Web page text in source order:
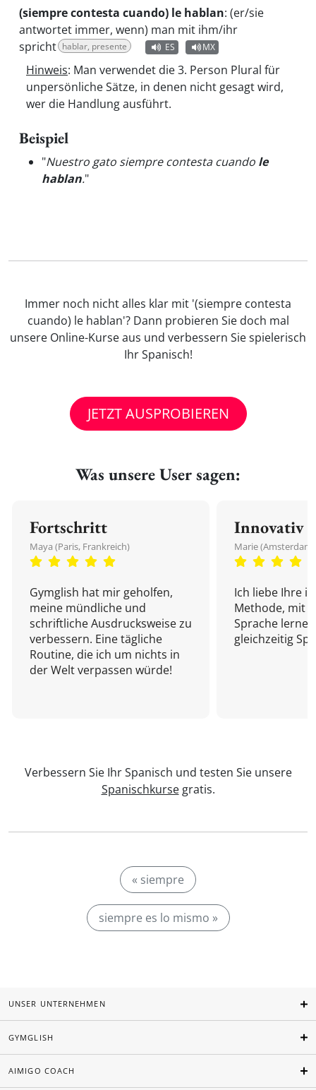
(siempre contesta cuando) le hablan: (er/sie
antwortet immer, wenn) man mit ihm/ihr
spricht hablar, presente ES MX
Hinweis: Man verwendet die 3. Person Plural für
unpersönliche Sätze, in denen nicht gesagt wird,
wer die Handlung ausführt.
Beispiel
"Nuestro gato siempre contesta cuando le
hablan."
Immer noch nicht alles klar mit '(siempre contesta
cuando) le hablan'? Dann probieren Sie doch mal
unsere Online-Kurse aus und verbessern Sie spielerisch
Ihr Spanisch!
JETZT AUSPROBIEREN
Was unsere User sagen:
Fortschritt
Maya (Paris, Frankreich)
Gymglish hat mir geholfen,
meine mündliche und
schriftliche Ausdrucksweise zu
verbessern. Eine tägliche
Routine, die ich um nichts in
der Welt verpassen würde!
Innovativ
Marie
Ich liebe Ihre
Methode, mit
Sprache
gleichzeitig
Verbessern Sie Ihr Spanisch und testen Sie unsere
Spanischkursegratis.
« siempre
siempre es lo mismo »
UNSER UNTERNEHMEN
GYMGLISH
AIMIGO COACH